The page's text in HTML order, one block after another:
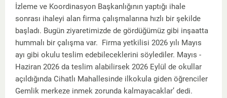
İzleme ve Koordinasyon Başkanlığının yaptığı ihale
sonrası ihaleyi alan firma çalışmalarına hızlı bir şekilde
başladı. Bugün ziyaretimizde de gördüğümüz gibi inşaatta
hummalı bir çalışma var. Firma yetkilisi 2026 yılı Mayıs
ayı gibi okulu teslim edebileceklerini söylediler. Mayıs -
Haziran 2026 da teslim alabilirsek 2026 Eylül de okullar
açıldığında Cihatlı Mahallesinde ilkokula giden öğrenciler
Gemlik merkeze inmek zorunda kalmayacaklar’ dedi.